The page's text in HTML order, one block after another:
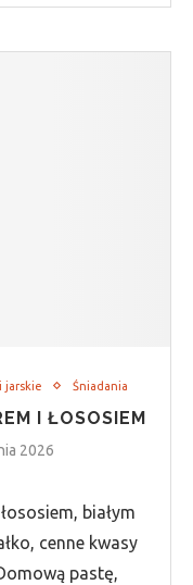
jarskie Śniadania
I ŁOSOSIEM
2026
białym
cenne kwasy
pastę,